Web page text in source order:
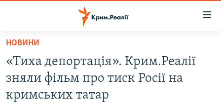
Перейти
основного
матеріалу
до
ВОДА.КРИМ
ВІДЕО ТА ФОТО
НОВИНИ
«Тиха депортація». Крим.Реалії
зняли фільм про тиск Росії на
кримських татар